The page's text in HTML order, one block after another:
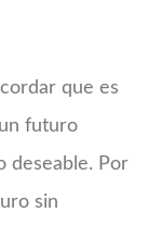
que es
futuro
deseable. Por
sin